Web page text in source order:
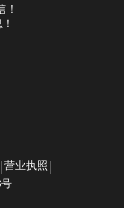
！
营业执照
号